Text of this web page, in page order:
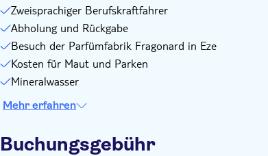
Zweisprachiger Berufskraftfahrer
Abholung und Rückgabe
Besuch der Parfümfabrik Fragonard in Eze
Kosten für Maut und Parken
Mineralwasser
Mehr erfahren
Buchungsgebühr